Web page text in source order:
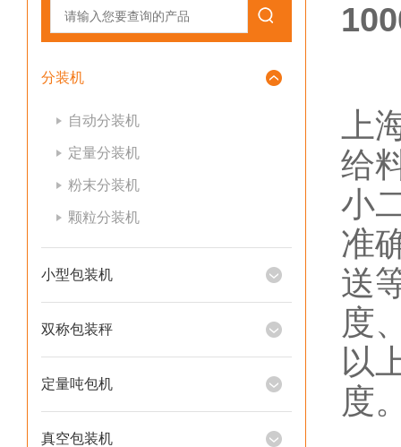
分装机
自动分装机
定量分装机
粉末分装机
颗粒分装机
小型包装机
双称包装秤
定量吨包机
真空包装机
上
给
小
准
送
度
以
度